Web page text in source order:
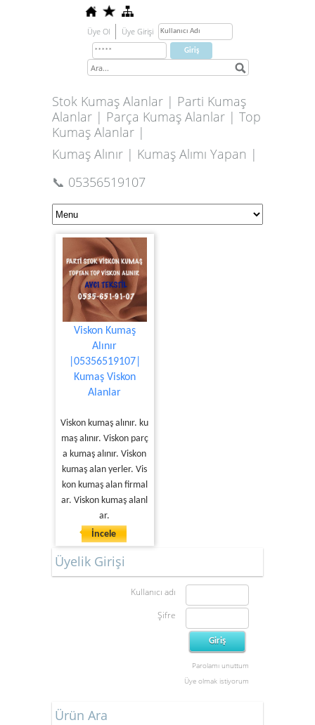
Üye Ol Üye Girişi
Stok Kumaş Alanlar | Parti Kumaş
Alanlar | Parça Kumaş Alanlar | Top
Kumaş Alanlar |
Kumaş Alınır | Kumaş Alımı Yapan |
📞 05356519107
Viskon Kumaş
Alınır
|05356519107|
Kumaş Viskon
Alanlar
Viskon kumaş alınır. ku
maş alınır. Viskon parç
a kumaş alınır. Viskon
kumaş alan yerler. Vis
kon kumaş alan firmal
ar. Viskon kumaş alanl
ar.
İncele
Üyelik Girişi
Kullanıcı adı
Şifre
Parolamı unuttum
Üye olmak istiyorum
Ürün Ara